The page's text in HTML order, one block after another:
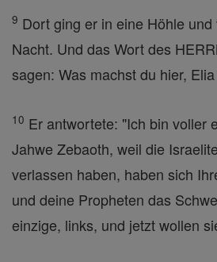
9 Dort ging er in eine Höhle
Nacht. Und das Wort des
sagen: Was machst du hier,
10 Er antwortete: "Ich bin voller
Jahwe Zebaoth, weil die
verlassen haben, haben sich
und deine Propheten das
einzige, links, und jetzt wollen